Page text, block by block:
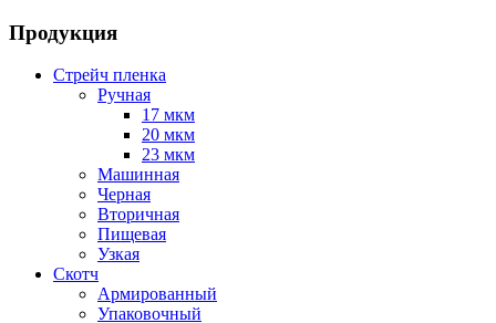
Продукция
Стрейч пленка
Ручная
17 мкм
20 мкм
23 мкм
Машинная
Черная
Вторичная
Пищевая
Узкая
Скотч
Армированный
Упаковочный